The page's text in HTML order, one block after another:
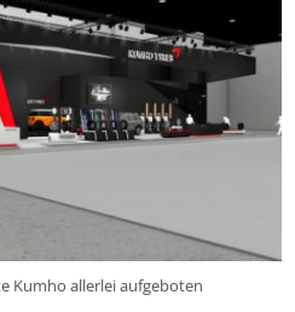
Kumho allerlei aufgeboten